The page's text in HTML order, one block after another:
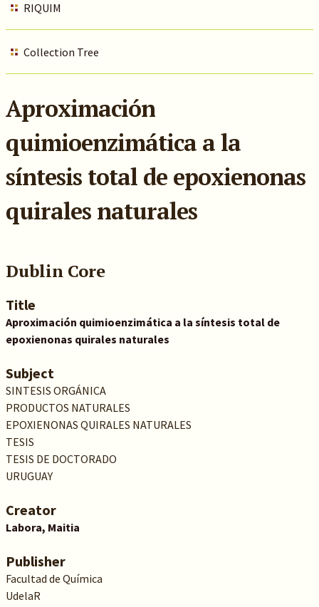
RIQUIM
Collection Tree
Aproximación
quimioenzimática a la
síntesis total de epoxienonas
quirales naturales
Dublin Core
Title
Aproximación quimioenzimática a la síntesis total de
epoxienonas quirales naturales
Subject
SINTESIS ORGÁNICA
PRODUCTOS NATURALES
EPOXIENONAS QUIRALES NATURALES
TESIS
TESIS DE DOCTORADO
URUGUAY
Creator
Labora, Maitia
Publisher
Facultad de Química
UdelaR